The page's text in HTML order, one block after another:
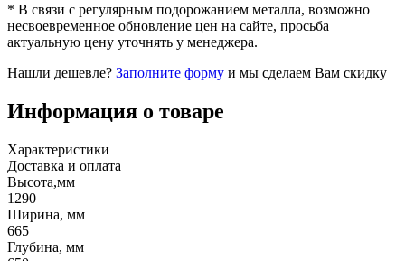
* В связи с регулярным подорожанием металла, возможно
несвоевременное обновление цен на сайте, просьба
актуальную цену уточнять у менеджера.
Нашли дешевле? Заполните форму и мы сделаем Вам скидку
Информация о товаре
Характеристики
Доставка и оплата
Высота,мм
1290
Ширина, мм
665
Глубина, мм